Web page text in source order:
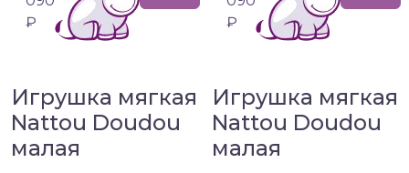
₽
₽
Игрушка мягкая
Nattou Doudou
малая
Игрушка мягкая
Nattou Doudou
малая